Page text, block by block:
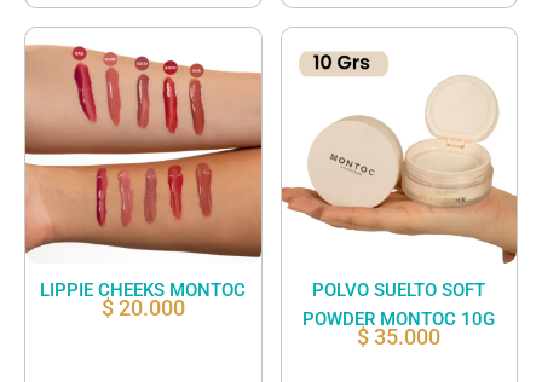
LIPPIE CHEEKS MONTOC
$20.000
POLVO SUELTO SOFT
POWDER MONTOC 10G
$35.000